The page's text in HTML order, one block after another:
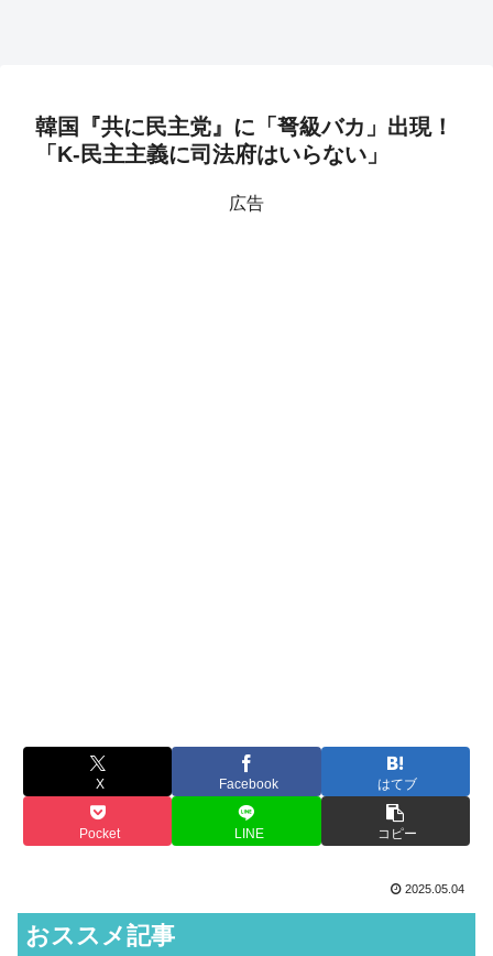
韓国『共に民主党』に「弩級バカ」出現！
「K-民主主義に司法府はいらない」
広告
X Facebook はてブ
Pocket LINE コピー
2025.05.04
おススメ記事